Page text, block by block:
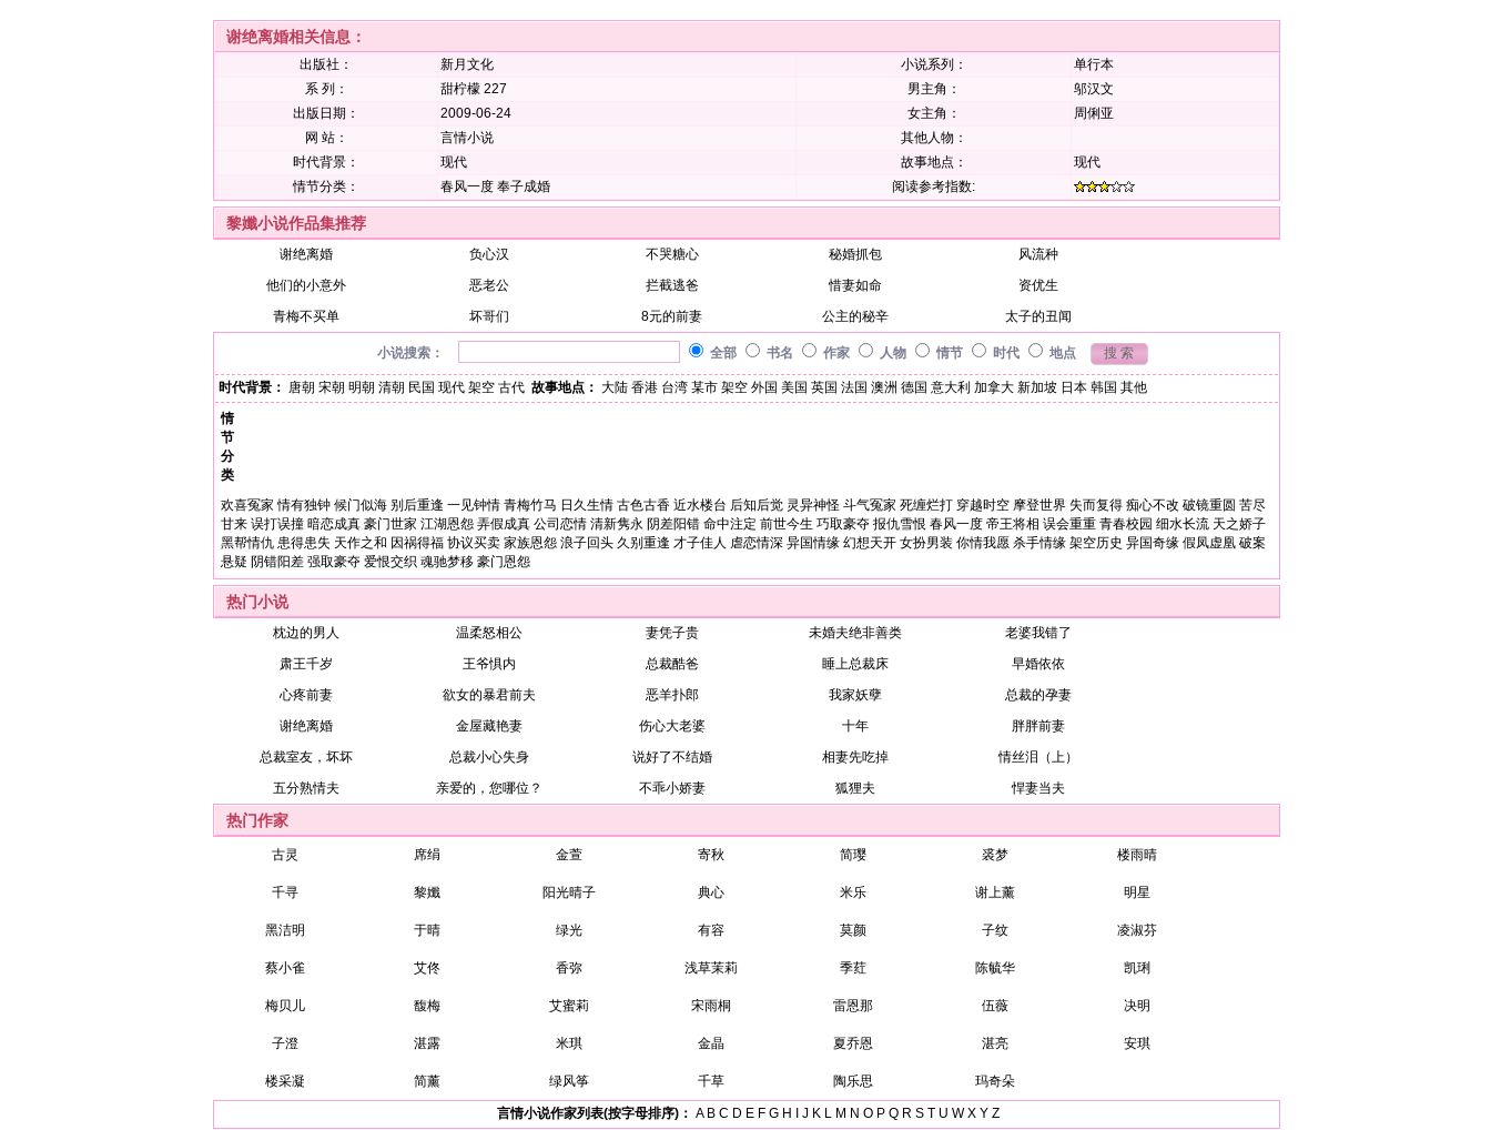
谢绝离婚相关信息：
出版社： 新月文化 小说系列：
单行本
系 列：
甜柠檬 227 男主角：
邬汉文
出版日期：
2009-06-24 女主角：
周俐亚
网 站：
言情小说
其他人物：
时代背景：
现代 故事地点：
现代
情节分类：
春风一度 奉子成婚 阅读参考指数:
黎孅小说作品集推荐
谢绝离婚 负心汉 不哭糖心 秘婚抓包
风流种
他们的小意外
恶老公 拦截逃爸 惜妻如命
资优生
青梅不买单
坏哥们 8元的前妻 公主的秘辛 太子的丑闻
小说搜索： 全部 书名 作家 人物 情节 时代 地点
时代背景： 唐朝 宋朝 明朝 清朝 民国 现代 架空 古代 故事地点： 大陆 香港 台湾 某市 架空 外国 美国 英国 法国 澳洲 德国 意大利 加拿大 新加坡 日本 韩国 其他
情
节
分
类
欢喜冤家 情有独钟 候门似海 别后重逢 一见钟情 青梅竹马 日久生情 古色古香 近水楼台 后知后觉 灵异神怪 斗气冤家 死缠烂打 穿越时空 摩登世界 失而复得 痴心不改 破镜重圆 苦尽
甘来 误打误撞 暗恋成真 豪门世家 江湖恩怨 弄假成真 公司恋情 清新隽永 阴差阳错 命中注定 前世今生 巧取豪夺 报仇雪恨 春风一度 帝王将相 误会重重 青春校园 细水长流 天之娇子
黑帮情仇 患得患失 天作之和 因祸得福 协议买卖 家族恩怨 浪子回头 久别重逢 才子佳人 虐恋情深 异国情缘 幻想天开 女扮男装 你情我愿 杀手情缘 架空历史 异国奇缘 假凤虚凰 破案
悬疑 阴错阳差 强取豪夺 爱恨交织 魂驰梦移 豪门恩怨
热门小说
枕边的男人 温柔怒相公 妻凭子贵 未婚夫绝非善类
老婆我错了
肃王千岁
王爷惧内 总裁酷爸 睡上总裁床
早婚依依
心疼前妻
欲女的暴君前夫 恶羊扑郎 我家妖孽
总裁的孕妻
谢绝离婚
金屋藏艳妻 伤心大老婆 十年
胖胖前妻
总裁室友，坏坏
总裁小心失身 说好了不结婚 相妻先吃掉
情丝泪（上）
五分熟情夫
亲爱的，您哪位？ 不乖小娇妻 狐狸夫 悍妻当夫
热门作家
古灵 席绢 金萱 寄秋 简璎 裘梦 楼雨晴
千寻 黎孅 阳光晴子 典心 米乐 谢上薰 明星
黑洁明 于晴 绿光 有容 莫颜 子纹 凌淑芬
蔡小雀 艾佟 香弥 浅草茉莉 季荭 陈毓华 凯琍
梅贝儿 馥梅 艾蜜莉 宋雨桐 雷恩那 伍薇 决明
子澄 湛露 米琪 金晶 夏乔恩 湛亮 安琪
楼采凝 简薰 绿风筝 千草 陶乐思 玛奇朵
言情小说作家列表(按字母排序)： A B C D E F G H J K L M N O P Q R S T U W X Y Z